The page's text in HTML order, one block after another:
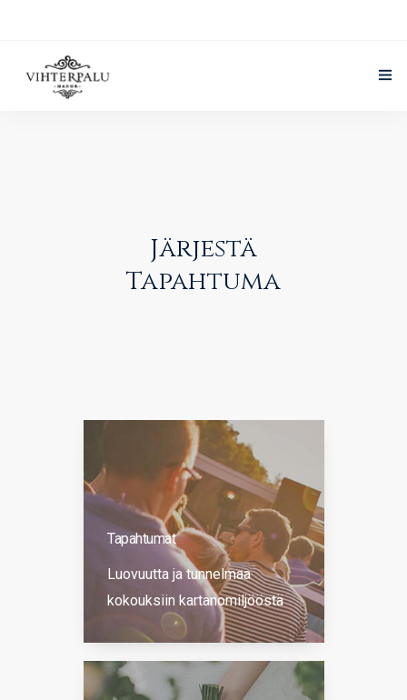
Järjestä
Tapahtuma
Tapahtumat
Luovuutta ja tunnelmaa
kokouksiin kartanomiljööstä